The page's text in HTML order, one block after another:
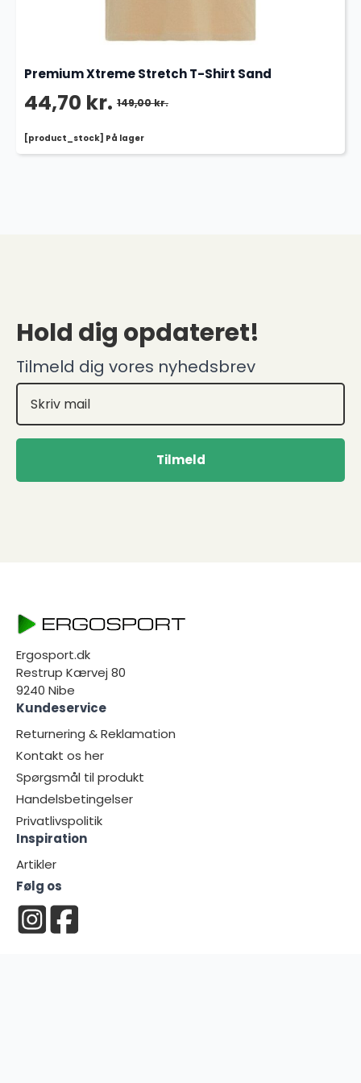
[product_stock] På lager
Premium Xtreme Stretch T-Shirt Sand
149,00kr.
Den
oprindelige
44,70 kr.
Den
aktuelle
Hold dig opdateret!
Tilmeld dig vores nyhedsbrev
Tilmeld
Ergosport.dk
Restrup Kærvej 80
9240 Nibe
Kundeservice
Returnering & Reklamation
Kontakt os her
Spørgsmål til produkt
Handelsbetingelser
Privatlivspolitik
Inspiration
Artikler
Følg os